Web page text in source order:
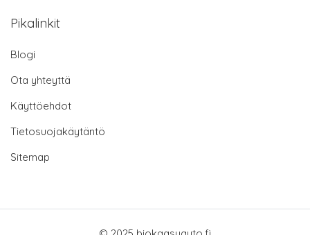
Pikalinkit
Blogi
Ota yhteyttä
Käyttöehdot
Tietosuojakäytäntö
Sitemap